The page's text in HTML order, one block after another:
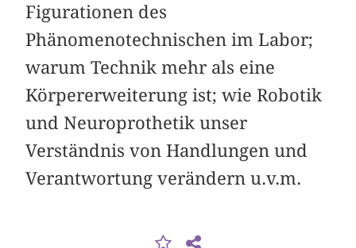
Figurationen des
Phänomenotechnischen im Labor;
warum Technik mehr als eine
Körpererweiterung ist; wie Robotik
und Neuroprothetik unser
Verständnis von Handlungen und
Verantwortung verändern u.v.m.